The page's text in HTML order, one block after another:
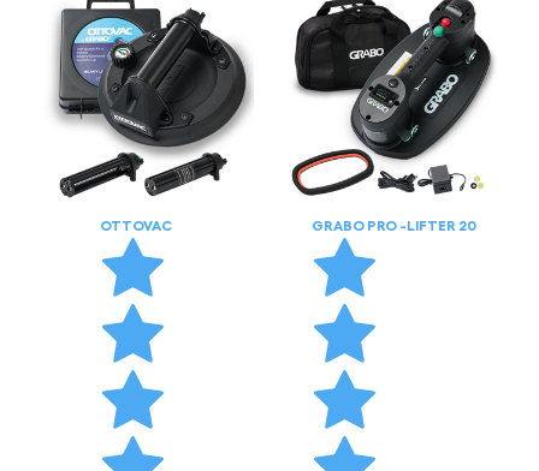
OTTOVAC GRABO PRO -LIFTER 20